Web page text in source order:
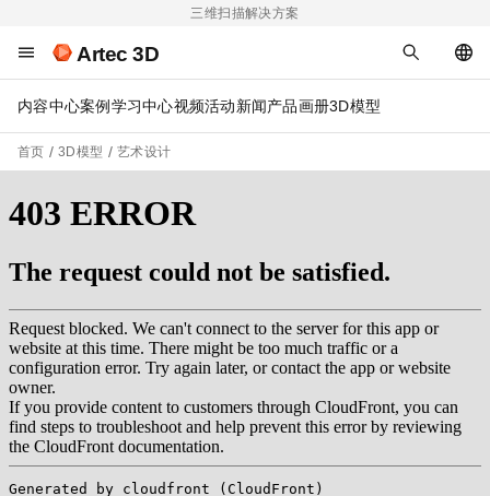
三维扫描解决方案
Artec 3D
内容中心案例 学习中心视频活动新闻产品画册3D模型
首页 3D模型 艺术设计